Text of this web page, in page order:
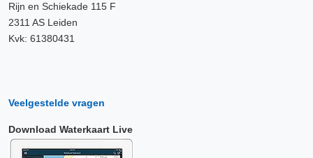
Rijn en Schiekade 115 F
2311 AS Leiden
Kvk: 61380431
Veelgestelde vragen
Download Waterkaart Live